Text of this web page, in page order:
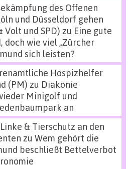
des Offenen
und Düsseldorf gehen
Volt und SPD) zu Eine gute
doch wie viel „Zürcher
sich leisten?
Hospizhelfer
(PM) zu Diakonie
Minigolf und
an
& Tierschutz an den
zu Wem gehört die
beschließt Bettelverbot